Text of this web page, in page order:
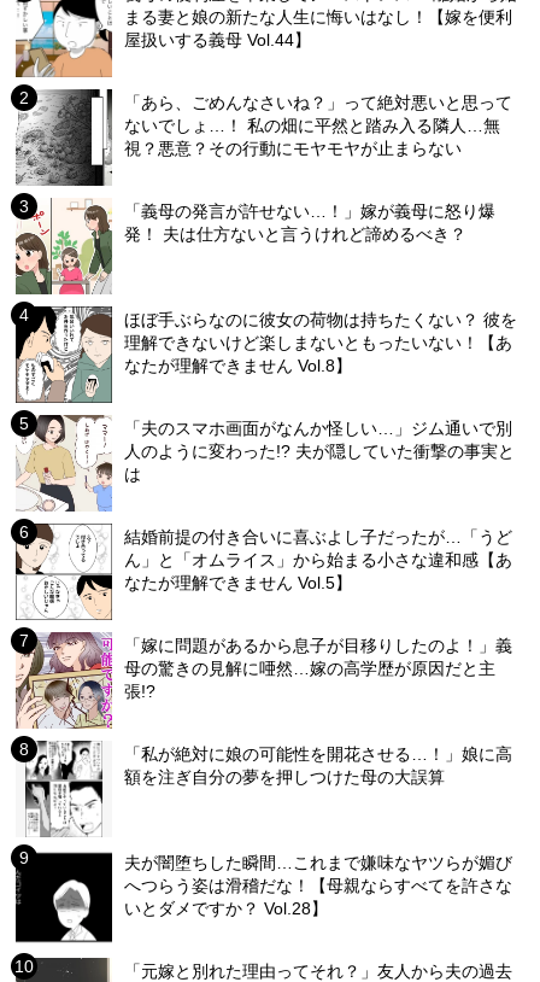
まる妻と娘の新たな人生に悔いはなし！【嫁を便利
屋扱いする義母 Vol.44】
「あら、ごめんなさいね？」って絶対悪いと思って
ないでしょ…！ 私の畑に平然と踏み入る隣人…無
視？悪意？その行動にモヤモヤが止まらない
「義母の発言が許せない…！」嫁が義母に怒り爆
発！ 夫は仕方ないと言うけれど諦めるべき？
ほぼ手ぶらなのに彼女の荷物は持ちたくない？ 彼を
理解できないけど楽しまないともったいない！【あ
なたが理解できません Vol.8】
「夫のスマホ画面がなんか怪しい…」ジム通いで別
人のように変わった!? 夫が隠していた衝撃の事実と
は
結婚前提の付き合いに喜ぶよし子だったが…「うど
ん」と「オムライス」から始まる小さな違和感【あ
なたが理解できません Vol.5】
「嫁に問題があるから息子が目移りしたのよ！」義
母の驚きの見解に唖然…嫁の高学歴が原因だと主
張!?
「私が絶対に娘の可能性を開花させる…！」娘に高
額を注ぎ自分の夢を押しつけた母の大誤算
夫が闇堕ちした瞬間…これまで嫌味なヤツらが媚び
へつらう姿は滑稽だな！【母親ならすべてを許さな
いとダメですか？ Vol.28】
「元嫁と別れた理由ってそれ？」友人から夫の過去